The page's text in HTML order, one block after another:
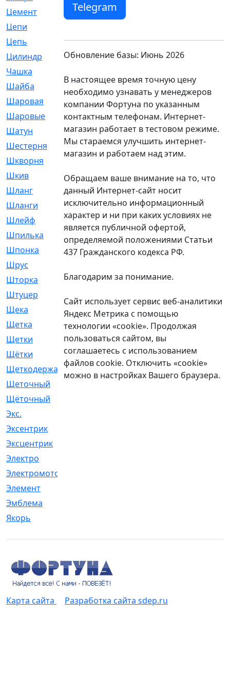
Цемент
[1]
Цепи
Цепь
[171]
Цилиндр
[55]
Чашка
Шайба
[37]
Шаровая
[900]
Шаровые
[1]
Шатун
[226]
Шестерня
[33]
Шкворня
Шкив
[129]
Шланг
[476]
Шланги
[36]
Шлейф
[70]
Шпилька
[215]
Шпонка
[19]
Шрус
Шторка
[6]
Штуцер
Щека
[18]
Щетка
[31]
Щетки
[58]
Щётки
[124]
Щеткодержатель
[14]
Щеточный
Щёточный
Экс.
Эксентрик
Эксцентрик
Электро
Электромотор
Элемент
Эмблема
Якорь
Telegram
Обновление базы: Июнь 2026
В настоящее время точную цену
необходимо узнавать у менеджеров
компании Фортуна по указанным
контактным телефонам. Интернет-
магазин работает в тестовом режиме.
Мы стараемся улучшить интернет-
магазин и работаем над этим.
Обращаем ваше внимание на то, что
данный Интернет-сайт носит
исключительно информационный
характер и ни при каких условиях не
является публичной офертой,
определяемой положениями Статьи
437 Гражданского кодекса РФ.
Благодарим за понимание.
Сайт использует сервис веб-аналитики
Яндекс Метрика с помощью
технологии «cookie». Продолжая
пользоваться сайтом, вы
соглашаетесь с использованием
файлов cookie. Отключить «cookie»
можно в настройках Вашего браузера.
Карта сайта Разработка сайта sdep.ru